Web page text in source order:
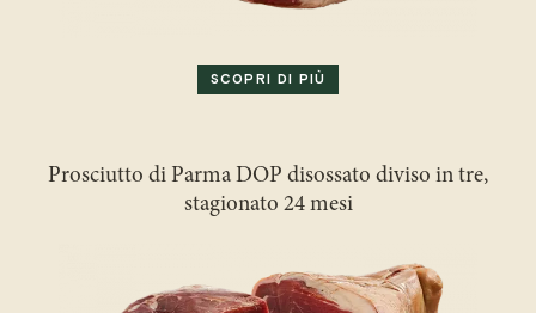
SCOPRI DI PIÙ
Prosciutto di Parma DOP disossato diviso in tre,
stagionato 24 mesi